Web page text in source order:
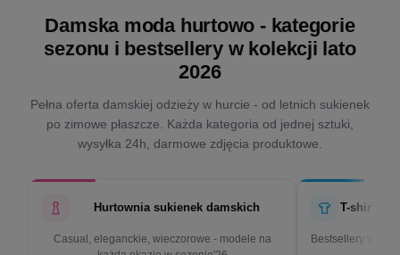
Damska moda hurtowo - kategorie
sezonu i bestsellery w kolekcji lato
2026
Pełna oferta damskiej odzieży w hurcie - od letnich sukienek
po zimowe płaszcze. Każda kategoria od jednej sztuki,
wysyłka 24h, darmowe zdjęcia produktowe.
Hurtownia sukienek damskich
Casual, eleganckie, wieczorowe - modele na
T-shirty
Bestsellery w